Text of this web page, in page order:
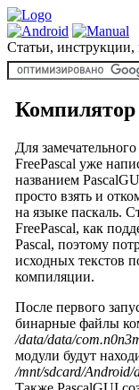
Статьи,
Компилятор
Для
FreePascal уже
названием
просто взять и
на языке паскаль.
FreePascal, как
Pascal, поэтому
исходных текстов
компиляции.
После первого
бинарные файлы
/data/data/
модули будут
/mnt/sdcard/Android/